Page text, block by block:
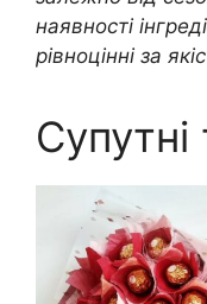
наявності
рівноцінні за